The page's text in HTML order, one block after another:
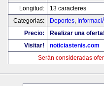
Longitud:
13 caracteres
Categorias:
Deportes,
Precio:
Realizar una
Visitar!
noticiastenis.com
Serán consideradas